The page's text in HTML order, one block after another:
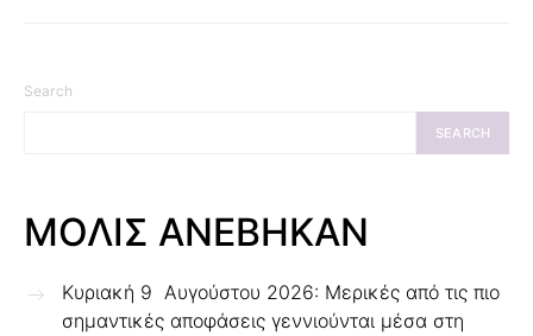
Search
SEARCH
ΜΟΛΙΣ ΑΝΕΒΗΚΑΝ
Κυριακή 9 Αυγούστου 2026: Μερικές από τις πιο
σημαντικές αποφάσεις γεννιούνται μέσα στη